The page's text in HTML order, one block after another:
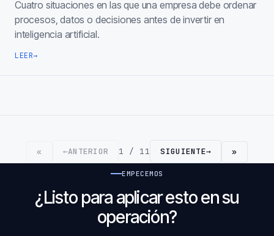
Cuatro situaciones en las que una empresa debe ordenar
procesos, datos o decisiones antes de invertir en
inteligencia artificial.
LEER→
« ←ANTERIOR 1 / 11 SIGUIENTE→ »
EMPECEMOS
¿Listo para aplicar esto en su
operación?